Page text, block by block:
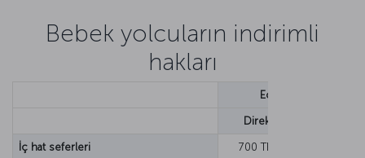
Bebek yolcuların indirimli
hakları
Economy Class
Direkt
İç hat seferleri 700 TRY